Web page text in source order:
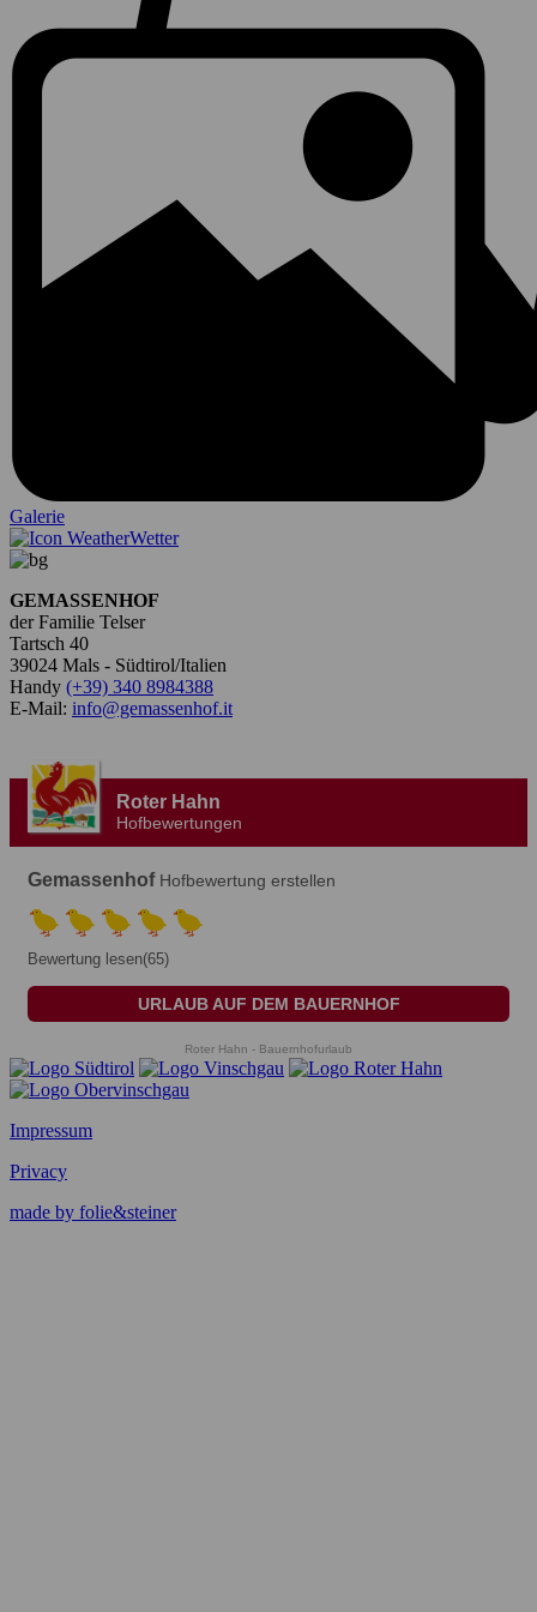
Galerie
Wetter
GEMASSENHOF
der Familie Telser
Tartsch 40
39024 Mals - Südtirol/Italien
Handy (+39) 340 8984388
E-Mail: info@gemassenhof.it
Roter Hahn
Hofbewertungen
Gemassenhof Hofbewertung erstellen
Bewertung lesen(65)
URLAUB AUF DEM BAUERNHOF
Roter Hahn - Bauernhofurlaub
Impressum
Privacy
made by folie&steiner